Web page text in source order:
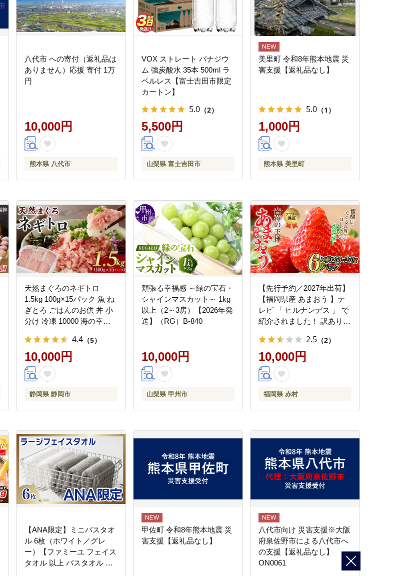
八代市 への寄付（返礼品は
ありません）応援 寄付 1万
円
10,000円
熊本県 八代市
VOX ストレート バナジウ
ム 強炭酸水 35本 500ml ラ
ベルレス【富士吉田市限定
カートン】
5.0 （2）
5,500円
山梨県 富士吉田市
美里町 令和8年熊本地震 災
害支援【返礼品なし】
5.0 （1）
1,000円
熊本県 美里町
天然まぐろのネギトロ
1.5kg 100g×15パック 魚 ね
ぎとろ ごはんのお供 丼 小
分け 冷凍 10000 海の幸
4.4 （5）
10,000円
静岡県 静岡市
頬張る幸福感 ～緑の宝石・
シャインマスカット～ 1kg
以上（2～3房）【2026年発
送】（RG）B-840
10,000円
山梨県 甲州市
【先行予約／2027年出荷】
【福岡県産 あまおう 】テ
レビ 「 ヒルナンデス 」 で
紹介されました！ 訳あり
ｇ×６Ｐ いちご イチゴ 苺
博多 デザート 果物 くだも
の フルーツ ジャム スムー
ジー ケーキ に 先行予約 数
め 送料無料 3W13
2.5 （2）
10,000円
福岡県 赤村
【ANA限定】ミニバスタオ
ル 6枚（ホワイト／グレ
ー）【ファミーユ フェイス
タオル 以上 バスタオル 未
甲佐町 令和8年熊本地震 災
害支援【返礼品なし】
八代市向け 災害支援※大阪
府泉佐野市による八代市へ
の支援【返礼品なし】
ON0061